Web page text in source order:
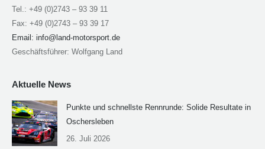
Tel.: +49 (0)2743 – 93 39 11
Fax: +49 (0)2743 – 93 39 17
Email: info@land-motorsport.de
Geschäftsführer: Wolfgang Land
Aktuelle News
Punkte und schnellste Rennrunde: Solide Resultate in
Oschersleben
26. Juli 2026